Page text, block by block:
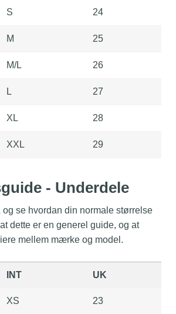
S 24
M 25
M/L 26
L 27
XL 28
XXL 29
- Underdele
og se hvordan din normale størrelse
dette er en generel guide, og at
mellem mærke og model.
INT UK
XS 23